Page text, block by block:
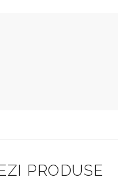
PRODUSE
CONFORM EN1092-1